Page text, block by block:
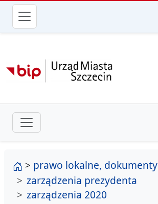
przejdź do głównego menu
strona główna
> prawo lokalne, dokumenty
zarządzenia prezydenta
zarządzenia 2020